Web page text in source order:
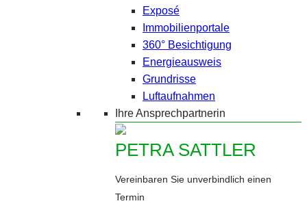
Exposé
Immobilienportale
360° Besichtigung
Energieausweis
Grundrisse
Luftaufnahmen
Ihre Ansprechpartnerin
PETRA SATTLER
Vereinbaren Sie unverbindlich einen
Termin